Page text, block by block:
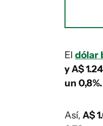
El dólar
y A$
un 0,8%.
Así, A$